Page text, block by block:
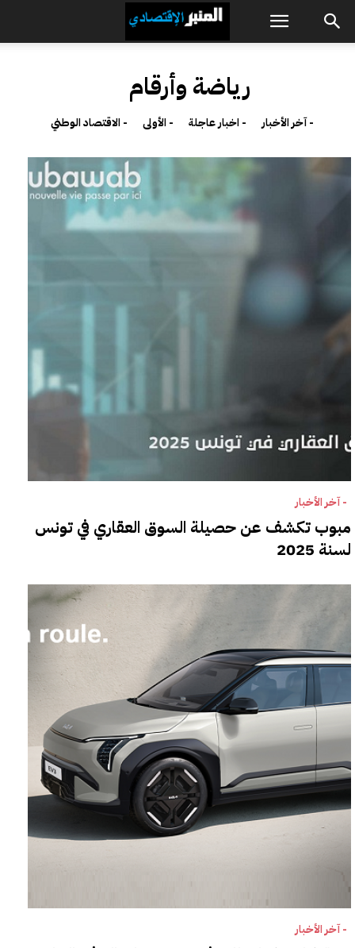
رياضة وأرقام
- آخر الأخبار - اخبار عاجلة - الأولى - الاقتصاد الوطني
- آخر الأخبار
مبوب تكشف عن حصيلة السوق العقاري في تونس
لسنة 2025
- آخر الأخبار